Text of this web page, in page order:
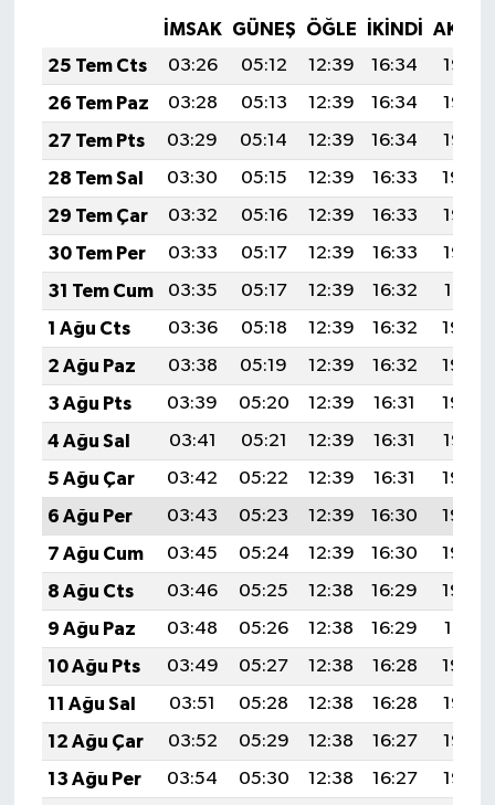
İMSAK GÜNEŞ ÖĞLE İKINDI
25 Tem Cts
03:26 05:12 12:39 16:34
19:56
26 Tem Paz
03:28 05:13 12:39 16:34
19:56
27 Tem Pts
03:29 05:14 12:39 16:34
19:55
28 Tem Sal
03:30 05:15 12:39 16:33
19:54
29 Tem Çar
03:32 05:16 12:39 16:33
19:53
30 Tem Per
03:33 05:17 12:39 16:33
19:52
31 Tem Cum
03:35 05:17 12:39 16:32
19:51
1 Ağu Cts
03:36 05:18 12:39 16:32
19:50
2 Ağu Paz
03:38 05:19 12:39 16:32
19:49
3 Ağu Pts
03:39 05:20 12:39 16:31
19:48
4 Ağu Sal
03:41 05:21 12:39 16:31
19:47
5 Ağu Çar
03:42 05:22 12:39 16:31
19:45
6 Ağu Per
03:43 05:23 12:39 16:30
19:44
7 Ağu Cum
03:45 05:24 12:39 16:30
19:43
8 Ağu Cts
03:46 05:25 12:38 16:29
19:42
9 Ağu Paz
03:48 05:26 12:38 16:29
19:41
10 Ağu Pts
03:49 05:27 12:38 16:28
19:39
11 Ağu Sal
03:51 05:28 12:38 16:28
19:38
12 Ağu Çar
03:52 05:29 12:38 16:27
19:37
13 Ağu Per
03:54 05:30 12:38 16:27
19:36